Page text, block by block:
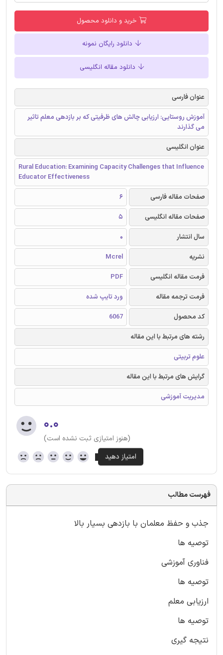
خرید و دانلود محصول
دانلود رایگان نمونه
دانلود مقاله انگلیسی
عنوان فارسی
آموزش روستایی: ارزیابی چالش های ظرفیتی که بر بازدهی معلم تاثیر
می گذارند
عنوان انگلیسی
Rural Education: Examining Capacity Challenges that Influence
Educator Effectiveness
صفحات مقاله فارسی
6
صفحات مقاله انگلیسی
5
سال انتشار
0
نشریه
Mcrel
فرمت مقاله انگلیسی
PDF
فرمت ترجمه مقاله
ورد تایپ شده
کد محصول
6067
رشته های مرتبط با این مقاله
علوم تربیتی
گرایش های مرتبط با این مقاله
مدیریت آموزشی
۰.۰
(هنوز امتیازی ثبت نشده است)
فهرست مطالب
جذب و حفظ معلمان با بازدهی بسیار بالا
توصیه ها
فناوری آموزشی
توصیه ها
ارزیابی معلم
توصیه ها
نتیجه گیری